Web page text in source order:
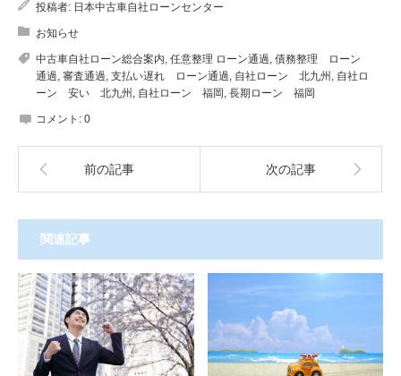
投稿者: 日本中古車自社ローンセンター
お知らせ
中古車自社ローン総合案内, 任意整理 ローン通過, 債務整理 ローン
通過, 審査通過, 支払い遅れ ローン通過, 自社ローン 北九州 , 自社ロ
ーン 安い 北九州 , 自社ローン 福岡 , 長期ローン 福岡
コメント: 0
前の記事 次の記事
関連記事